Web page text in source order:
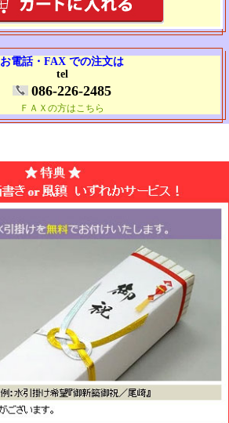
お電話・FAX での注文は
tel
086-226-2485
ＦＡＸの方はこちら